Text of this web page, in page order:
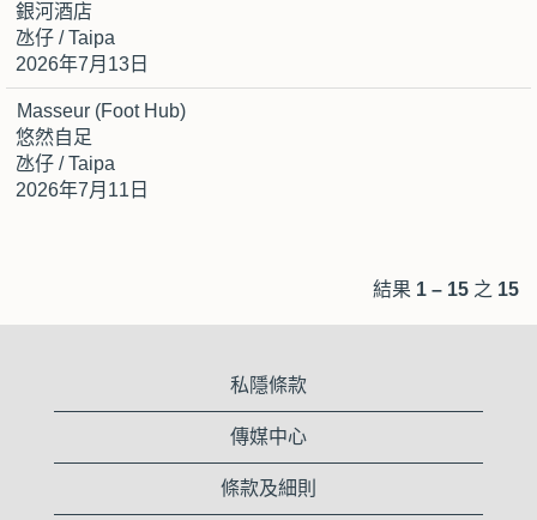
銀河酒店
氹仔 / Taipa
2026年7月13日
Masseur (Foot Hub)
悠然自足
氹仔 / Taipa
2026年7月11日
結果 1 – 15 之 15
私隱條款
傳媒中心
條款及細則